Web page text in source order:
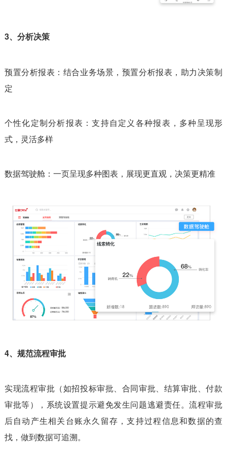
3、 分析决策
预置分析报表：结合业务场景，预置分析报表，助力决策制
定
个性化定制分析报表：支持自定义各种报表，多种呈现形
式，灵活多样
数据驾驶舱：一页呈现多种图表，展现更直观，决策更精准
4、规范流程审批
实现流程审批（如招投标审批、合同审批、结算审批、付款
审批等），系统设置提示避免发生问题逃避责任。流程审批
后自动产生相关台账永久留存，支持过程信息和数据的查
找，做到数据可追溯。